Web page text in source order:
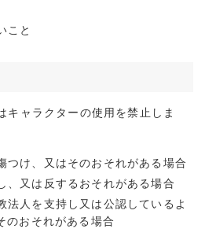
こと
キャラクターの使用を禁止しま
つけ、又はそのおそれがある場合
、又は反するおそれがある場合
法人を支持し又は公認しているよ
のおそれがある場合